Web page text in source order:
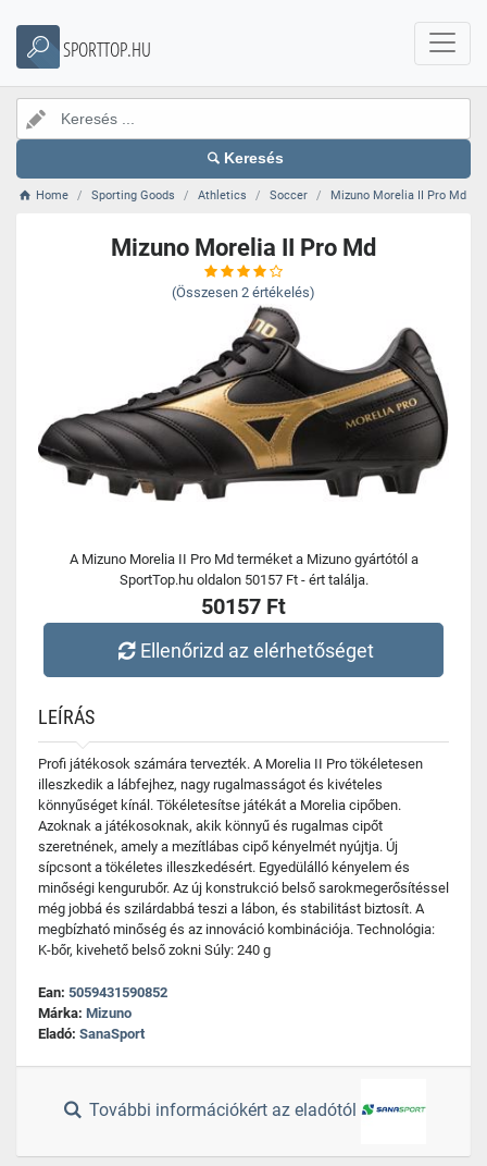
SPORTTOP.HU
Keresés
Home Sporting Goods Athletics Soccer Mizuno Morelia II Pro Md
Mizuno Morelia II Pro Md
(Összesen 2 értékelés)
A Mizuno Morelia II Pro Md terméket a Mizuno gyártótól a
SportTop.hu oldalon 50157 Ft - ért találja.
50157 Ft
Ellenőrizd az elérhetőséget
LEÍRÁS
Profi játékosok számára tervezték. A Morelia II Pro tökéletesen
illeszkedik a lábfejhez, nagy rugalmasságot és kivételes
könnyűséget kínál. Tökéletesítse játékát a Morelia cipőben.
Azoknak a játékosoknak, akik könnyű és rugalmas cipőt
szeretnének, amely a mezítlábas cipő kényelmét nyújtja. Új
sípcsont a tökéletes illeszkedésért. Egyedülálló kényelem és
minőségi kengurubőr. Az új konstrukció belső sarokmegerősítéssel
még jobbá és szilárdabbá teszi a lábon, és stabilitást biztosít. A
megbízható minőség és az innováció kombinációja. Technológia:
K-bőr, kivehető belső zokni Súly: 240 g
Ean: 5059431590852
Márka: Mizuno
Eladó: SanaSport
További információkért az eladótól